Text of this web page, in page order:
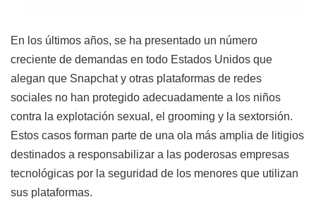
En los últimos años, se ha presentado un número
creciente de demandas en todo Estados Unidos que
alegan que Snapchat y otras plataformas de redes
sociales no han protegido adecuadamente a los niños
contra la explotación sexual, el grooming y la sextorsión.
Estos casos forman parte de una ola más amplia de litigios
destinados a responsabilizar a las poderosas empresas
tecnológicas por la seguridad de los menores que utilizan
sus plataformas.